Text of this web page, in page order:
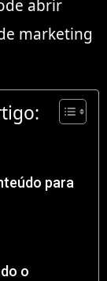
abrir
marketing
para
o